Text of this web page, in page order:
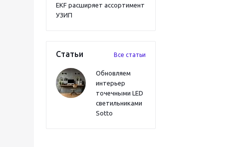
EKF расширяет ассортимент
УЗИП
Статьи Все статьи
Обновляем
интерьер
точечными LED
светильниками
Sotto